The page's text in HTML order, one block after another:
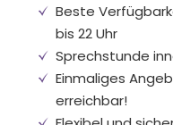
Beste
bis 22 Uhr
Sprechstunde
Einmaliges
erreichbar!